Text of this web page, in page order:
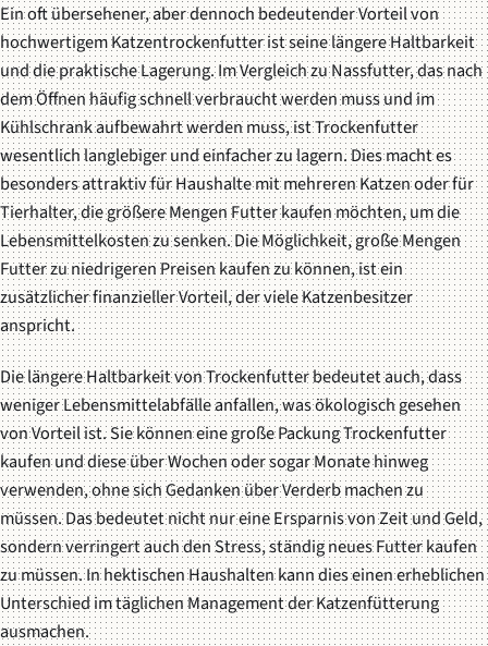
Ein oft übersehener, aber dennoch bedeutender Vorteil von
hochwertigem Katzentrockenfutter ist seine längere Haltbarkeit
und die praktische Lagerung. Im Vergleich zu Nassfutter, das nach
dem Öffnen häufig schnell verbraucht werden muss und im
Kühlschrank aufbewahrt werden muss, ist Trockenfutter
wesentlich langlebiger und einfacher zu lagern. Dies macht es
besonders attraktiv für Haushalte mit mehreren Katzen oder für
Tierhalter, die größere Mengen Futter kaufen möchten, um die
Lebensmittelkosten zu senken. Die Möglichkeit, große Mengen
Futter zu niedrigeren Preisen kaufen zu können, ist ein
zusätzlicher finanzieller Vorteil, der viele Katzenbesitzer
anspricht.
Die längere Haltbarkeit von Trockenfutter bedeutet auch, dass
weniger Lebensmittelabfälle anfallen, was ökologisch gesehen
von Vorteil ist. Sie können eine große Packung Trockenfutter
kaufen und diese über Wochen oder sogar Monate hinweg
verwenden, ohne sich Gedanken über Verderb machen zu
müssen. Das bedeutet nicht nur eine Ersparnis von Zeit und Geld,
sondern verringert auch den Stress, ständig neues Futter kaufen
zu müssen. In hektischen Haushalten kann dies einen erheblichen
Unterschied im täglichen Management der Katzenfütterung
ausmachen.